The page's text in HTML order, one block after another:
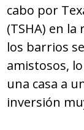
cabo por
(TSHA) en
los barrios
amistosos,
una casa a
inversión